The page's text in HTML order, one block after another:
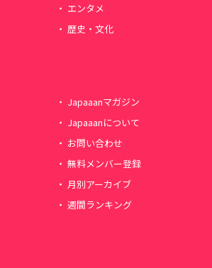
エンタメ
歴史・文化
Japaaanマガジン
Japaaanについて
お問い合わせ
無料メンバー登録
月別アーカイブ
週間ランキング